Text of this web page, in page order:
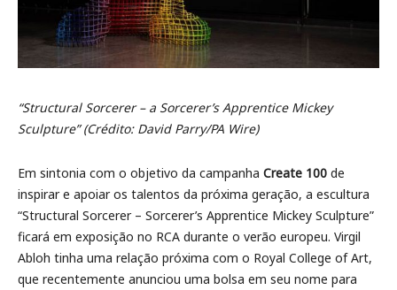
“Structural Sorcerer – a Sorcerer’s Apprentice Mickey
Sculpture” (Crédito: David Parry/PA Wire)
Em sintonia com o objetivo da campanha Create 100 de
inspirar e apoiar os talentos da próxima geração, a escultura
“Structural Sorcerer – Sorcerer’s Apprentice Mickey Sculpture”
ficará em exposição no RCA durante o verão europeu. Virgil
Abloh tinha uma relação próxima com o Royal College of Art,
que recentemente anunciou uma bolsa em seu nome para